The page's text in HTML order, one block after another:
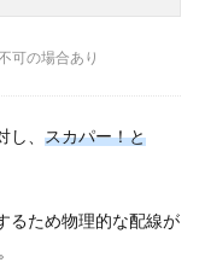
可の場合あり
し、 スカパー！と
るため物理的な配線が